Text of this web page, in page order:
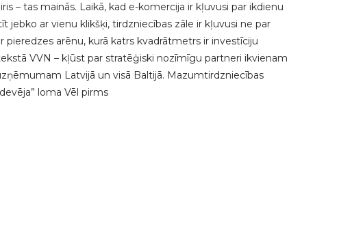
– tas mainās. Laikā, kad e-komercija ir kļuvusi par ikdienu
jebko ar vienu klikšķi, tirdzniecības zāle ir kļuvusi ne par
pieredzes arēnu, kurā katrs kvadrātmetrs ir investīciju
VVN – kļūst par stratēģiski nozīmīgu partneri ikvienam
Latvijā un visā Baltijā. Mazumtirdzniecības
loma Vēl pirms